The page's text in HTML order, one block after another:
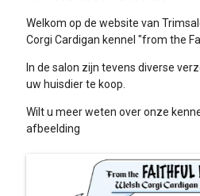
Welkom op de website van
Corgi Cardigan kennel "from the
In de salon zijn tevens diverse
uw huisdier te koop.
Wilt u meer weten over onze
afbeelding